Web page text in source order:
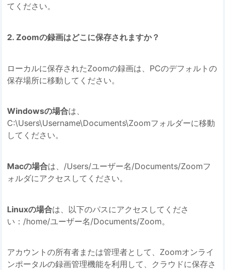
てください。
2. Zoomの録画はどこに保存されますか？
ローカルに保存されたZoomの録画は、PCのデフォルトの
保存場所に移動してください。
Windowsの場合は、
C:\Users\Username\Documents\Zoomフォルダーに移動
してください。
Macの場合は、/Users/ユーザー名/Documents/Zoomフ
ォルダにアクセスしてください。
Linuxの場合は、以下のパスにアクセスしてくださ
い：/home/ユーザー名/Documents/Zoom。
アカウントの所有者または管理者として、Zoomオンライ
ンポータルの録画管理機能を利用して、クラウドに保存さ